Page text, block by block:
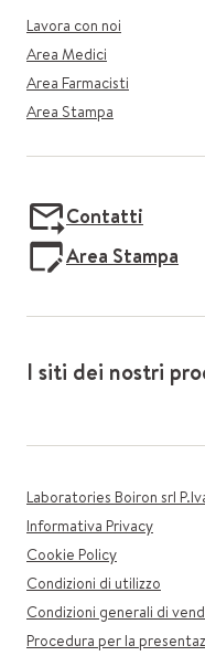
Lavora con noi
Area Medici
Area Farmacisti
Area Stampa
Contatti
Area Stampa
I siti dei nostri
Laboratories Boiron srl
Informativa Privacy
Cookie Policy
Condizioni di utilizzo
Condizioni generali di
Procedura per la